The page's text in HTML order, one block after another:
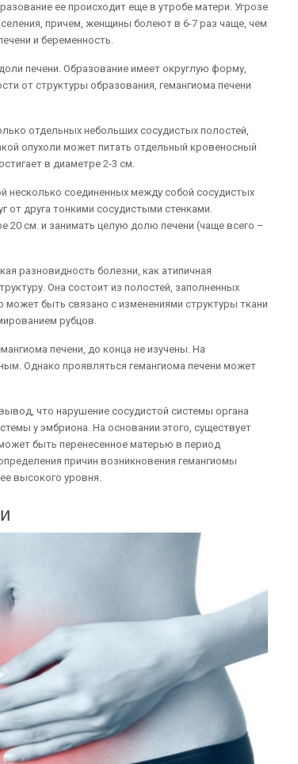
ее происходит еще в утробе матери. Угрозе
причем, женщины болеют в 6-7 раз чаще, чем
и беременность.
печени. Образование имеет округлую форму,
от структуры образования, гемангиома печени
отдельных небольших сосудистых полостей,
опухоли может питать отдельный кровеносный
в диаметре 2-3 см.
несколько соединенных между собой сосудистых
от друга тонкими сосудистыми стенками.
20 см. и занимать целую долю печени (чаще всего –
разновидность болезни, как атипичная
Она состоит из полостей, заполненных
быть связано с изменениями структуры ткани
рубцов.
печени, до конца не изучены. На
Однако проявляться гемангиома печени может
что нарушение сосудистой системы органа
у эмбриона. На основании этого, существует
быть перенесенное матерью в период
причин возникновения гемангиомы
высокого уровня.